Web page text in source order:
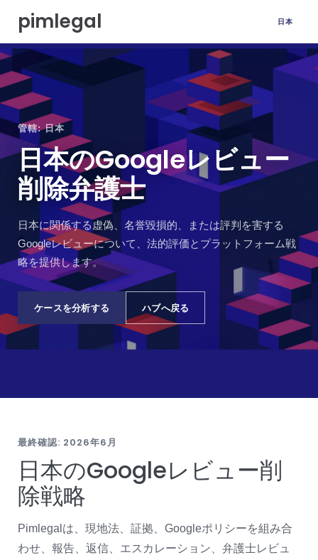
移
pimlegal 日本
管轄: 日本
日本のGoogleレビュー
削除弁護士
日本に関係する虚偽、名誉毀損的、または評判を害する
Googleレビューについて、法的評価とプラットフォーム戦
略を提供します。
ケースを分析する ハブへ戻る
最終確認: 2026年6月
日本のGoogleレビュー削
除戦略
Pimlegalは、現地法、証拠、Googleポリシーを組み合
わせ、報告、返信、エスカレーション、弁護士レビュ